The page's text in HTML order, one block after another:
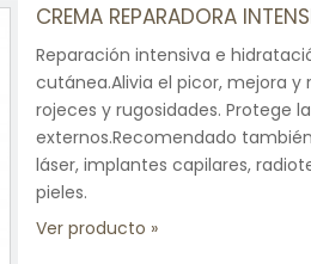
CREMA REPARADORA
Reparación intensiva e
cutánea.Alivia el picor, mejora
rojeces y rugosidades. Protege
externos.Recomendado
láser, implantes capilares,
pieles.
Ver producto